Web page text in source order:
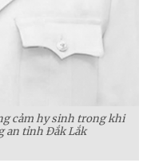
cảm hy sinh trong khi
an tỉnh Đắk Lắk